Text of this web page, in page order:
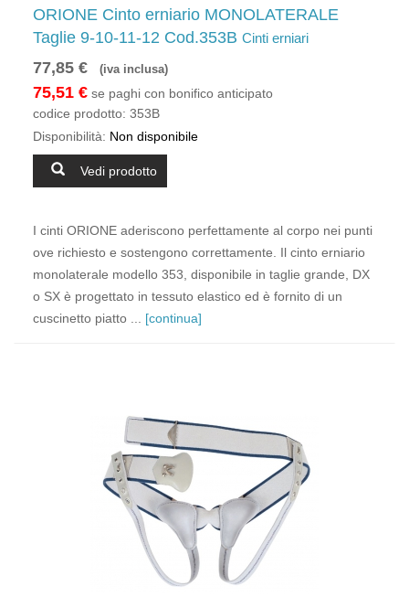
ORIONE Cinto erniario MONOLATERALE
Taglie 9-10-11-12 Cod.353B Cinti erniari
77,85 € (iva inclusa)
75,51 € se paghi con bonifico anticipato
codice prodotto: 353B
Disponibilità: Non disponibile
Vedi prodotto
I cinti ORIONE aderiscono perfettamente al corpo nei punti
ove richiesto e sostengono correttamente. Il cinto erniario
monolaterale modello 353, disponibile in taglie grande, DX
o SX è progettato in tessuto elastico ed è fornito di un
cuscinetto piatto ... [continua]